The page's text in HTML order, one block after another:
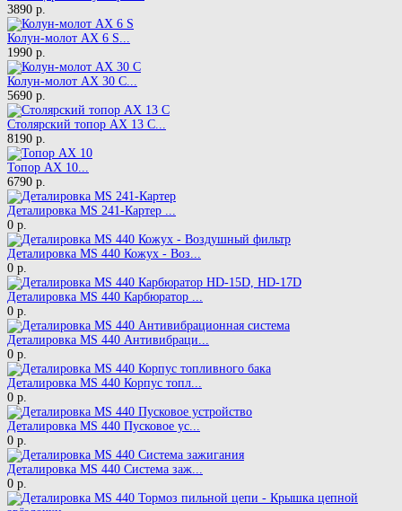
3890 р.
Колун-молот AX 6 S...
1990 р.
Колун-молот AX 30 C...
5690 р.
Столярский топор AX 13 C...
8190 р.
Топор AX 10...
6790 р.
Деталировка MS 241-Картер ...
0 р.
Деталировка MS 440 Кожух - Воз...
0 р.
Деталировка MS 440 Карбюратор ...
0 р.
Деталировка MS 440 Антивибраци...
0 р.
Деталировка MS 440 Корпус топл...
0 р.
Деталировка MS 440 Пусковое ус...
0 р.
Деталировка MS 440 Система заж...
0 р.